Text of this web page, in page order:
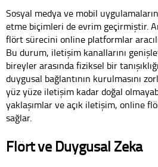
Sosyal medya ve mobil
etme biçimleri de evrim geçirmiştir.
flört sürecini online platformlar
Bu durum, iletişim kanallarını
bireyler arasında fiziksel bir
duygusal bağlantının kurulmasını
yüz yüze iletişim kadar doğal
yaklaşımlar ve açık iletişim, online
sağlar.
Flört ve Duygusal Zeka